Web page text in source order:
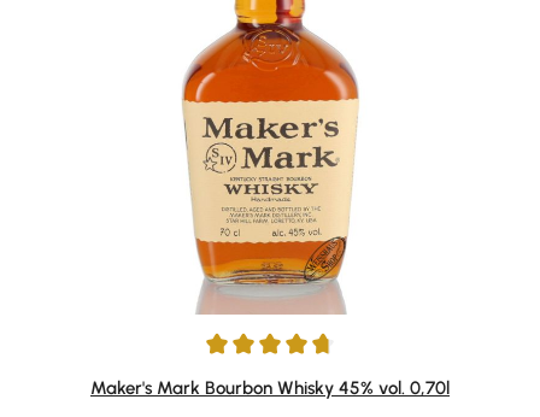
Durchschnittliche Bewertung von 4.76 von 5 Sternen
Maker's Mark Bourbon Whisky 45% vol. 0,70l